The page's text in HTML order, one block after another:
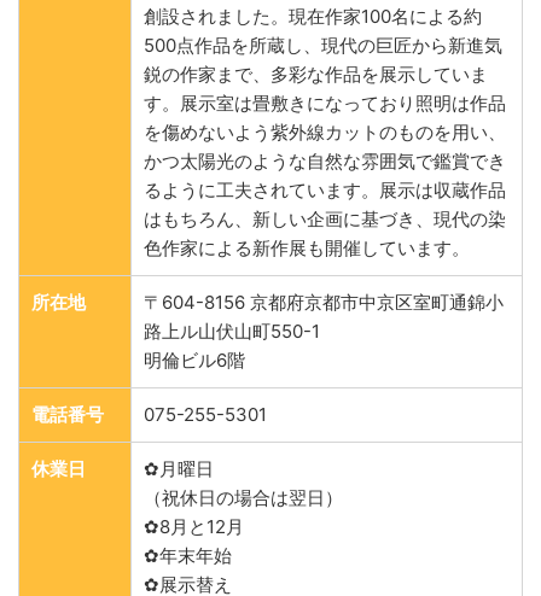
創設されました。現在作家100名による約
500点作品を所蔵し、現代の巨匠から新進気
鋭の作家まで、多彩な作品を展示していま
す。展示室は畳敷きになっており照明は作品
を傷めないよう紫外線カットのものを用い、
かつ太陽光のような自然な雰囲気で鑑賞でき
るように工夫されています。展示は収蔵作品
はもちろん、新しい企画に基づき、現代の染
色作家による新作展も開催しています。
所在地
〒604-8156 京都府京都市中京区室町通錦小
路上ル山伏山町550-1
明倫ビル6階
電話番号 075-255-5301
休業日
✿月曜日
（祝休日の場合は翌日）
✿8月と12月
✿年末年始
✿展示替え